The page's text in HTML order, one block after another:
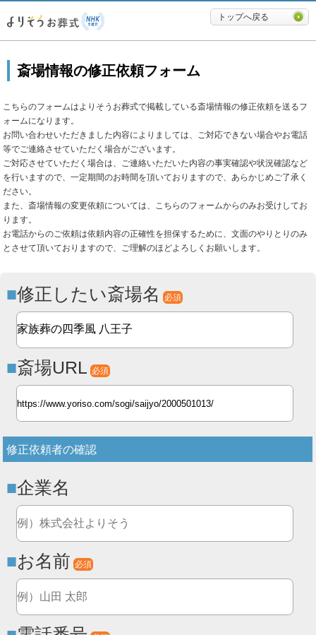
必要最低限に絞ったよりそうお
トップへ戻る
斎場情報の修正依頼フォーム
こちらのフォームはよりそうお葬式で掲載している斎場情報の修正依頼を送るフ
ォームになります。
お問い合わせいただきました内容によりましては、ご対応できない場合やお電話
等でご連絡させていただく場合がございます。
ご対応させていただく場合は、ご連絡いただいた内容の事実確認や状況確認など
を行いますので、一定期間のお時間を頂いておりますので、あらかじめご了承く
ださい。
また、斎場情報の変更依頼については、こちらのフォームからのみお受けしてお
ります。
お電話からのご依頼は依頼内容の正確性を担保するために、文面のやりとりのみ
とさせて頂いておりますので、ご理解のほどよろしくお願いします。
修正したい斎場名 必須
斎場URL 必須
修正依頼者の確認
企業名
お名前 必須